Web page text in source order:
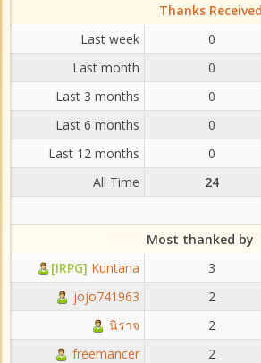
Thanks Received
Last week
0
Last month
0
Last 3 months
0
Last 6 months
0
Last 12 months
0
All Time
24
Most thanked by
[IRPG] Kuntana 3
jojo741963
2
นิราจ
2
freemancer
2